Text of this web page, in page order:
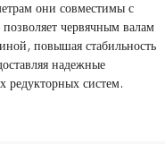
они совместимы с
червячным валам
повышая стабильность
надежные
систем.